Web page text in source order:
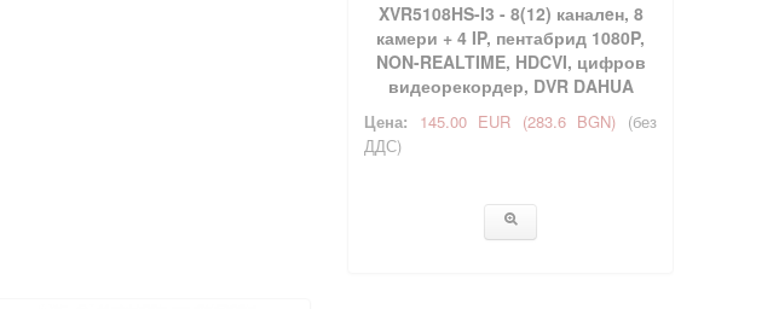
XVR5108HS-I3 - 8(12) каналeн, 8
камери + 4 IP, пентабрид 1080P,
NON-REALTIME, HDCVI, цифров
видеорекордер, DVR DAHUA
Цена: 145.00 EUR (283.6 BGN) (без
ДДС)